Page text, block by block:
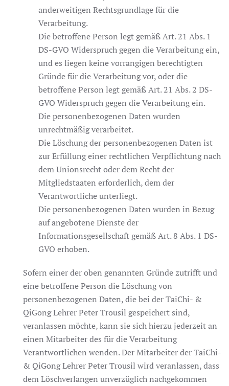
anderweitigen Rechtsgrundlage für die
Verarbeitung.
Die betroffene Person legt gemäß Art. 21 Abs. 1
DS-GVO Widerspruch gegen die Verarbeitung ein,
und es liegen keine vorrangigen berechtigten
Gründe für die Verarbeitung vor, oder die
betroffene Person legt gemäß Art. 21 Abs. 2 DS-
GVO Widerspruch gegen die Verarbeitung ein.
Die personenbezogenen Daten wurden
unrechtmäßig verarbeitet.
Die Löschung der personenbezogenen Daten ist
zur Erfüllung einer rechtlichen Verpflichtung nach
dem Unionsrecht oder dem Recht der
Mitgliedstaaten erforderlich, dem der
Verantwortliche unterliegt.
Die personenbezogenen Daten wurden in Bezug
auf angebotene Dienste der
Informationsgesellschaft gemäß Art. 8 Abs. 1 DS-
GVO erhoben.
Sofern einer der oben genannten Gründe zutrifft und
eine betroffene Person die Löschung von
personenbezogenen Daten, die bei der TaiChi- &
QiGong Lehrer Peter Trousil gespeichert sind,
veranlassen möchte, kann sie sich hierzu jederzeit an
einen Mitarbeiter des für die Verarbeitung
Verantwortlichen wenden. Der Mitarbeiter der TaiChi-
& QiGong Lehrer Peter Trousil wird veranlassen, dass
dem Löschverlangen unverzüglich nachgekommen